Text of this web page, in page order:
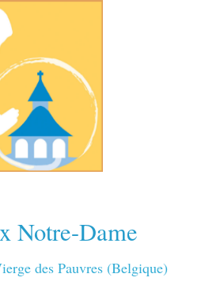
Notre-Dame
des Pauvres (Belgique)